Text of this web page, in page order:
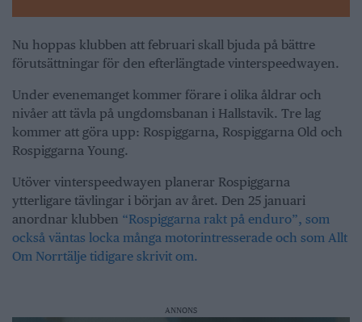
Nu hoppas klubben att februari skall bjuda på bättre
förutsättningar för den efterlängtade vinterspeedwayen.
Under evenemanget kommer förare i olika åldrar och
nivåer att tävla på ungdomsbanan i Hallstavik. Tre lag
kommer att göra upp: Rospiggarna, Rospiggarna Old och
Rospiggarna Young.
Utöver vinterspeedwayen planerar Rospiggarna
ytterligare tävlingar i början av året. Den 25 januari
anordnar klubben “Rospiggarna rakt på enduro”, som
också väntas locka många motorintresserade och som Allt
Om Norrtälje tidigare skrivit om.
ANNONS